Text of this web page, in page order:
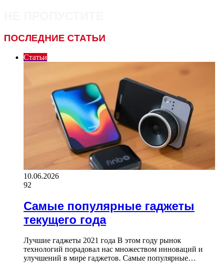
ПОСЛЕДНИЕ СТАТЬИ
Статьи
10.06.2026
92
Самые популярные гаджеты
текущего года
Лучшие гаджеты 2021 года В этом году рынок
технологий порадовал нас множеством инноваций и
улучшений в мире гаджетов. Самые популярные…